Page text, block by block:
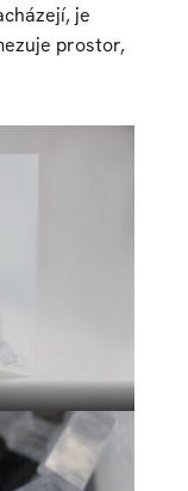
je
prostor,